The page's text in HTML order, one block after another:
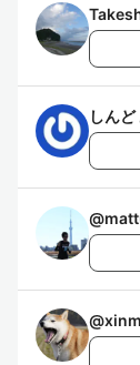
しん
@
@